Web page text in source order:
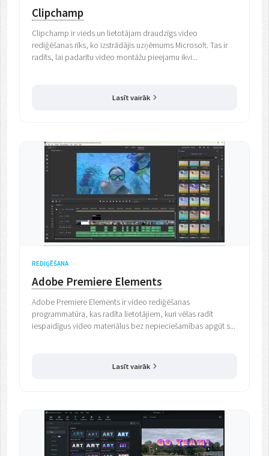
Clipchamp
Clipchamp ir vieds un lietotājam draudzīgs video
rediģēšanas rīks, ko izstrādājis uzņēmums Microsoft. Tas ir
radīts, lai padarītu video montāžu pieejamu ikvi...
Lasīt vairāk
REDIĢĒŠANA
Adobe Premiere Elements
Adobe Premiere Elements ir video rediģēšanas
programmatūra, kas radīta lietotājiem, kuri vēlas radīt
iespaidīgus video materiālus bez nepieciešamības apgūt s...
Lasīt vairāk